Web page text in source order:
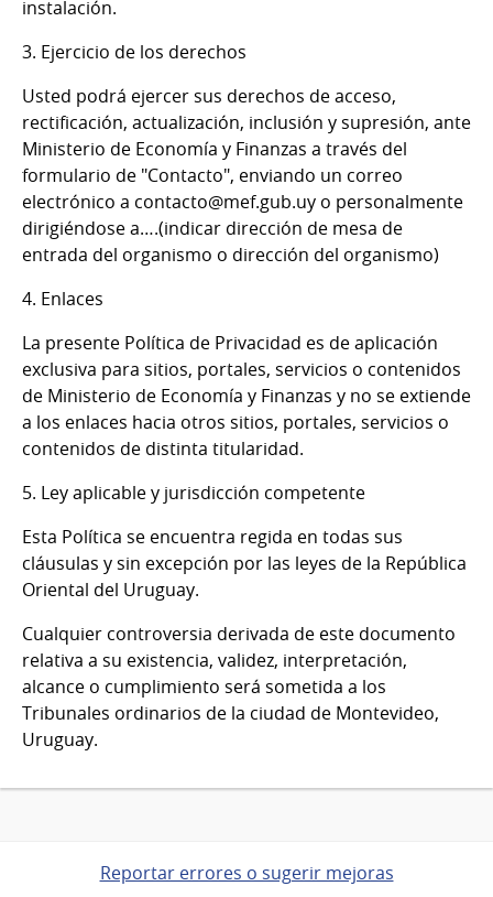
instalación.
3. Ejercicio de los derechos
Usted podrá ejercer sus derechos de acceso,
rectificación, actualización, inclusión y supresión, ante
Ministerio de Economía y Finanzas a través del
formulario de "Contacto", enviando un correo
electrónico a contacto@mef.gub.uy o personalmente
dirigiéndose a….(indicar dirección de mesa de
entrada del organismo o dirección del organismo)
4. Enlaces
La presente Política de Privacidad es de aplicación
exclusiva para sitios, portales, servicios o contenidos
de Ministerio de Economía y Finanzas y no se extiende
a los enlaces hacia otros sitios, portales, servicios o
contenidos de distinta titularidad.
5. Ley aplicable y jurisdicción competente
Esta Política se encuentra regida en todas sus
cláusulas y sin excepción por las leyes de la República
Oriental del Uruguay.
Cualquier controversia derivada de este documento
relativa a su existencia, validez, interpretación,
alcance o cumplimiento será sometida a los
Tribunales ordinarios de la ciudad de Montevideo,
Uruguay.
Reportar errores o sugerir mejoras